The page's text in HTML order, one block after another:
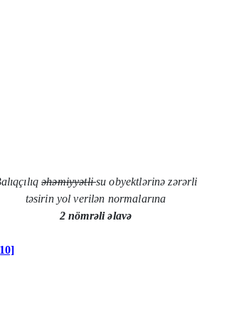
əhəmiyyətlisu obyektlərinə zərərli
təsirin yol verilən normalarına
2 nömrəli əlavə